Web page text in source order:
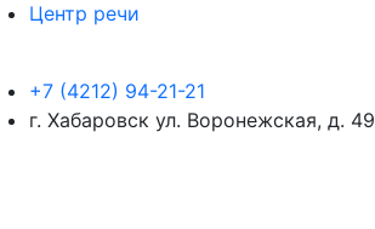
Центр речи
+7 (4212) 94-21-21
г. Хабаровск ул. Воронежская, д. 49